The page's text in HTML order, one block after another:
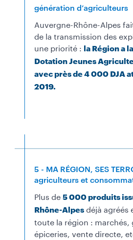
génération d’agriculteurs
Auvergne-Rhône-Alpes
de la transmission des
une priorité : la Région a
Dotation Jeunes
avec près de 4 000 DJA
2019.
5 - MA RÉGION, SES
agriculteurs et
Plus de 5 000 produits
Rhône-Alpes déjà agréés
toute la région : marchés,
épiceries, vente directe,